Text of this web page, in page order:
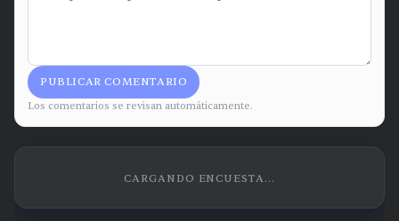
PUBLICAR COMENTARIO
Los comentarios se revisan automáticamente.
CARGANDO ENCUESTA...